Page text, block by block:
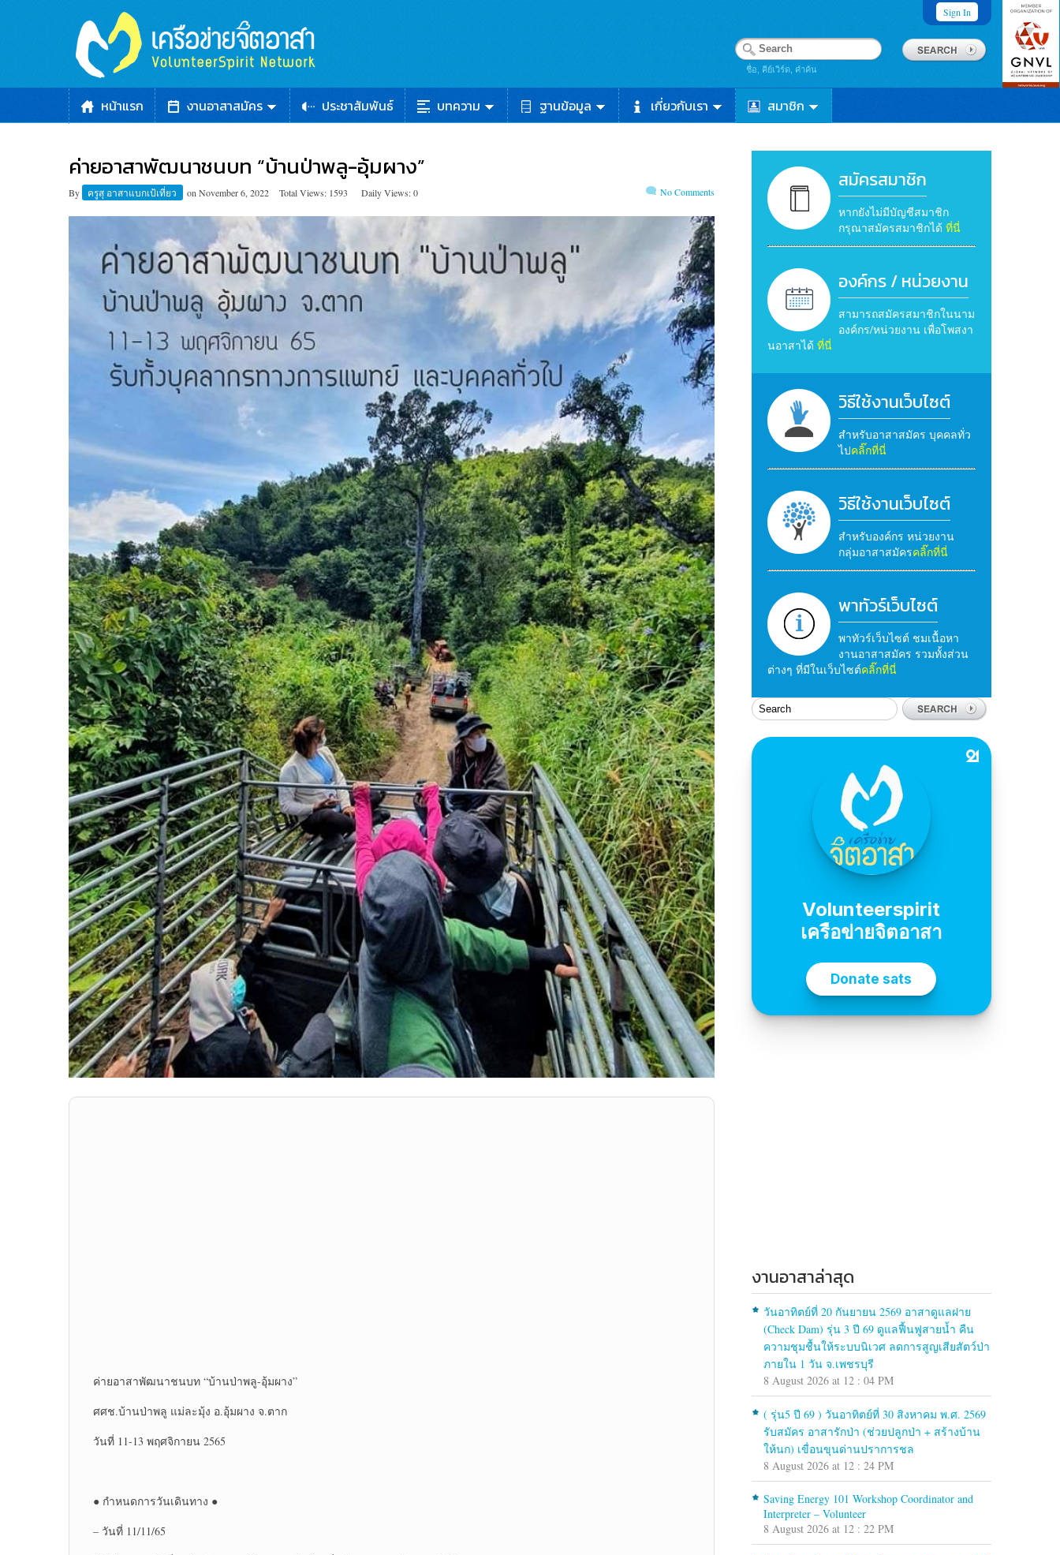
Sign In
ชื่อ, คีย์เวิร์ด, คำค้น
หน้าแรก งานอาสาสมัคร ประชาสัมพันธ์ บทความ ฐานข้อมูล เกี่ยวกับเรา สมาชิก
ค่ายอาสาพัฒนา​ชนบท​ “บ้านป่าพลู-อุ้มผาง”
By ครูสุ อาสาแบกเป้เที่ยว on November 6, 2022 Total Views: 1593 Daily Views: 0 No Comments
ค่ายอาสาพัฒนา​ชนบท​ “บ้านป่าพลู-อุ้มผาง”
ศศช.บ้านป่าพลู แม่ละมุ้ง อ.อุ้มผาง​ จ.ตาก
วันที่​ 11-13 พฤศจิกายน​ 2565
● กำหนดการวันเดินทาง ●
– วันที่ 11/11/65
สมัครสมาชิก
หากยังไม่มีบัญชีสมาชิก
กรุณาสมัครสมาชิกได้ ที่นี่
องค์กร / หน่วยงาน
สามารถสมัครสมาชิกในนาม
องค์กร/หน่วยงาน เพื่อโพสงา
นอาสาได้ ที่นี่
วิธีใช้งานเว็บไซต์
สำหรับอาสาสมัคร บุคคลทั่ว
ไปคลิ๊กที่นี่
วิธีใช้งานเว็บไซต์
สำหรับองค์กร หน่วยงาน
กลุ่มอาสาสมัครคลิ๊กที่นี่
พาทัวร์เว็บไซต์
พาทัวร์เว็บไซต์ ชมเนื้อหา
งานอาสาสมัคร รวมทั้งส่วน
ต่างๆ ที่มีในเว็บไซต์คลิ๊กที่นี่
งานอาสาล่าสุด
วันอาทิตย์ที่ 20 กันยายน 2569 อาสาดูแลฝาย
(Check Dam) รุ่น 3 ปี 69 ดูแลฟื้นฟูสายน้ำ คืน
ความชุมชื้นให้ระบบนิเวศ ลดการสูญเสียสัตว์ป่า
ภายใน 1 วัน จ.เพชรบุรี
8 August 2026 at 12 : 04 PM
( รุ่น5 ปี 69 ) วันอาทิตย์ที่ 30 สิงหาคม พ.ศ. 2569
รับสมัคร อาสารักป่า (ช่วยปลูกป่า + สร้างบ้าน
ให้นก) เขื่อนขุนด่านปราการชล
8 August 2026 at 12 : 24 PM
Saving Energy 101 Workshop Coordinator and
Interpreter – Volunteer
8 August 2026 at 12 : 22 PM